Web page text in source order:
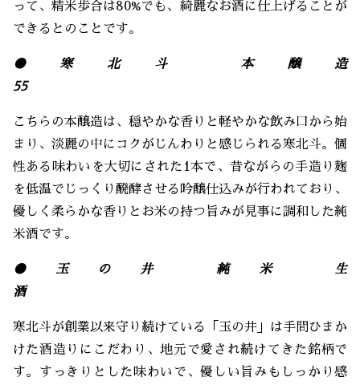
って、精米歩合は80%でも、綺麗なお酒に仕上げることが
できるとのことです。
●寒北斗 本醸造
55
こちらの本醸造は、穏やかな香りと軽やかな飲み口から始
まり、淡麗の中にコクがじんわりと感じられる寒北斗。個
性ある味わいを大切にされた1本で、昔ながらの手造り麹
を低温でじっくり醗酵させる吟醸仕込みが行われており、
優しく柔らかな香りとお米の持つ旨みが見事に調和した純
米酒です。
●玉の井 純米 生
酒
寒北斗が創業以来守り続けている「玉の井」は手間ひまか
けた酒造りにこだわり、地元で愛され続けてきた銘柄で
す。すっきりとした味わいで、優しい旨みもしっかり感